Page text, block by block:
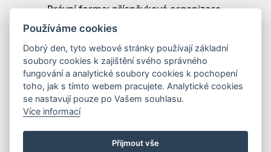
Právní forma: příspěvková organizace
IZO: 102454027
Zřizovatel: Město Turnov
Používáme cookies
Dobrý den, tyto webové stránky používají základní
soubory cookies k zajištění svého správného
fungování a analytické soubory cookies k pochopení
toho, jak s tímto webem pracujete. Analytické cookies
se nastavují pouze po Vašem souhlasu.
Více informací
Přijmout vše